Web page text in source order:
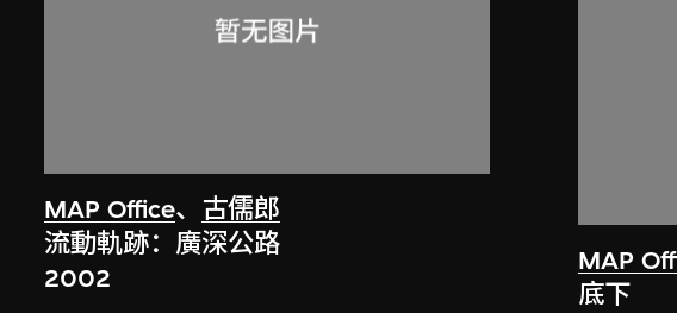
MAP Office、 古儒郎
流動軌跡：廣深公路
2002
MAP
底下